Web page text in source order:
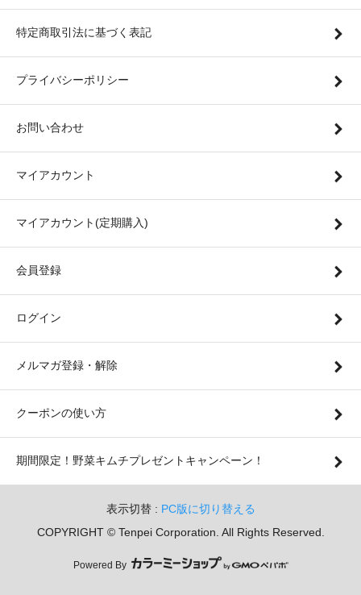
特定商取引法に基づく表記
プライバシーポリシー
お問い合わせ
マイアカウント
マイアカウント(定期購入)
会員登録
ログイン
メルマガ登録・解除
クーポンの使い方
期間限定！野菜キムチプレゼントキャンペーン！
表示切替 : PC版に切り替える
COPYRIGHT © Tenpei Corporation. All Rights Reserved.
Powered By